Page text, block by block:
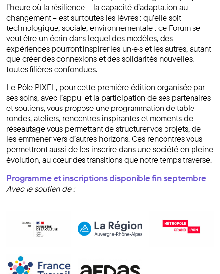
l’heure où la résilience – la capacité d’adaptation au
changement – est sur toutes les lèvres : qu’elle soit
technologique, sociale, environnementale : ce Forum se
veut être un écrin dans lequel des modèles, des
expériences pourront inspirer les un·e·s et les autres, autant
que créer des connexions et des solidarités nouvelles,
toutes filières confondues.
Le Pôle PIXEL, pour cette première édition organisée par
ses soins, avec l’appui et la participation de ses partenaires
et soutiens, vous propose une programmation de table
rondes, ateliers, rencontres inspirantes et moments de
réseautage vous permettant de structurer vos projets, de
les emmener vers d’autres horizons. Ces rencontres vous
permettront aussi de les inscrire dans une société en pleine
évolution, au cœur des transitions que notre temps traverse.
Programme et inscriptions disponible fin septembre
Avec le soutien de :